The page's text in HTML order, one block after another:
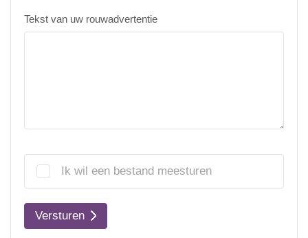
Tekst van uw rouwadvertentie
Ik wil een bestand meesturen
Versturen